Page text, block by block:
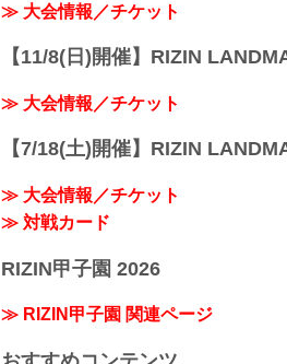
≫ 大会情報／チケット
【11/8(日)開催】RIZIN
≫ 大会情報／チケット
【7/18(土)開催】RIZIN
≫ 大会情報／チケット
≫ 対戦カード
RIZIN甲子園 2026
≫ RIZIN甲子園 関連ページ